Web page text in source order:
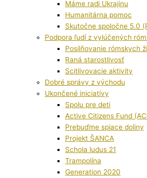
Máme radi Ukrajinu
Humanitárna pomoc
Skutočne spoločne 5.0
Podpora ľudí z vylúčených
Posilňovanie rómskych
Raná starostlivosť
Scitlivovacie aktivity
Dobré správy z východu
Ukončené iniciatívy
Spolu pre deti
Active Citizens Fund
Prebuďme spiace doliny
Projekt ŠANCA
Schola ludus 21
Trampolína
Generation 2020